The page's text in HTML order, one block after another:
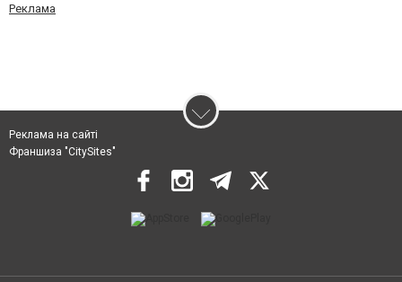
Реклама
Реклама на сайті
Франшиза "CitySites"